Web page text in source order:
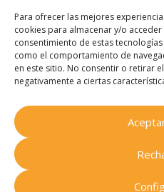
Para ofrecer las mejores
cookies para almacenar y/o
consentimiento de estas
como el comportamiento de
en este sitio. No consentir o retirar
negativamente a ciertas
En Bum i el llibre màgic de
En Bum i l’estel dels
En Bum i el secret de
Tots els
Política de